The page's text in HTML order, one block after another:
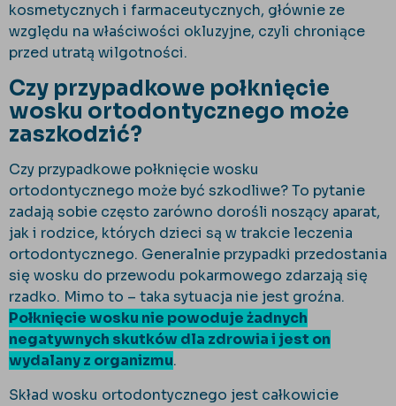
kosmetycznych i farmaceutycznych, głównie ze
względu na właściwości okluzyjne, czyli chroniące
przed utratą wilgotności.
Czy przypadkowe połknięcie
wosku ortodontycznego może
zaszkodzić?
Czy przypadkowe połknięcie wosku
ortodontycznego może być szkodliwe? To pytanie
zadają sobie często zarówno dorośli noszący aparat,
jak i rodzice, których dzieci są w trakcie leczenia
ortodontycznego. Generalnie przypadki przedostania
się wosku do przewodu pokarmowego zdarzają się
rzadko. Mimo to – taka sytuacja nie jest groźna.
Połknięcie wosku nie powoduje żadnych
negatywnych skutków dla zdrowia i jest on
wydalany z organizmu.
Skład wosku ortodontycznego jest całkowicie